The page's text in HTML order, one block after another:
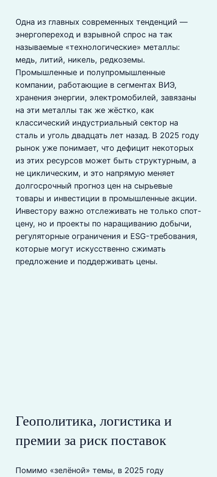
Одна из главных современных тенденций —
энергопереход и взрывной спрос на так
называемые «технологические» металлы:
медь, литий, никель, редкоземы.
Промышленные и полупромышленные
компании, работающие в сегментах ВИЭ,
хранения энергии, электромобилей, завязаны
на эти металлы так же жёстко, как
классический индустриальный сектор на
сталь и уголь двадцать лет назад. В 2025 году
рынок уже понимает, что дефицит некоторых
из этих ресурсов может быть структурным, а
не циклическим, и это напрямую меняет
долгосрочный прогноз цен на сырьевые
товары и инвестиции в промышленные акции.
Инвестору важно отслеживать не только спот-
цену, но и проекты по наращиванию добычи,
регуляторные ограничения и ESG-требования,
которые могут искусственно сжимать
предложение и поддерживать цены.
Геополитика, логистика и
премии за риск поставок
Помимо «зелёной» темы, в 2025 году